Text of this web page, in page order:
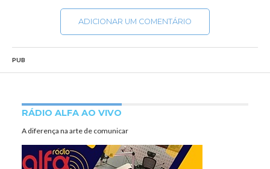
ADICIONAR UM COMENTÁRIO
PUB
RÁDIO ALFA AO VIVO
A diferença na arte de comunicar